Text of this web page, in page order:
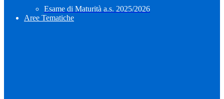
Esame di Maturità a.s. 2025/2026
Aree Tematiche